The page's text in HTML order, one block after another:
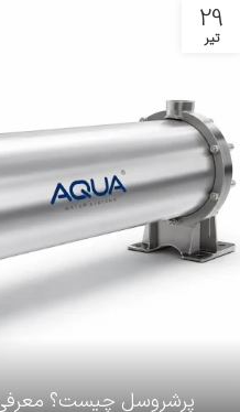
29
تیر
پرشروسل چیست؟